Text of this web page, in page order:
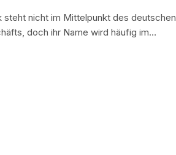
steht nicht im Mittelpunkt des deutschen
doch ihr Name wird häufig im…